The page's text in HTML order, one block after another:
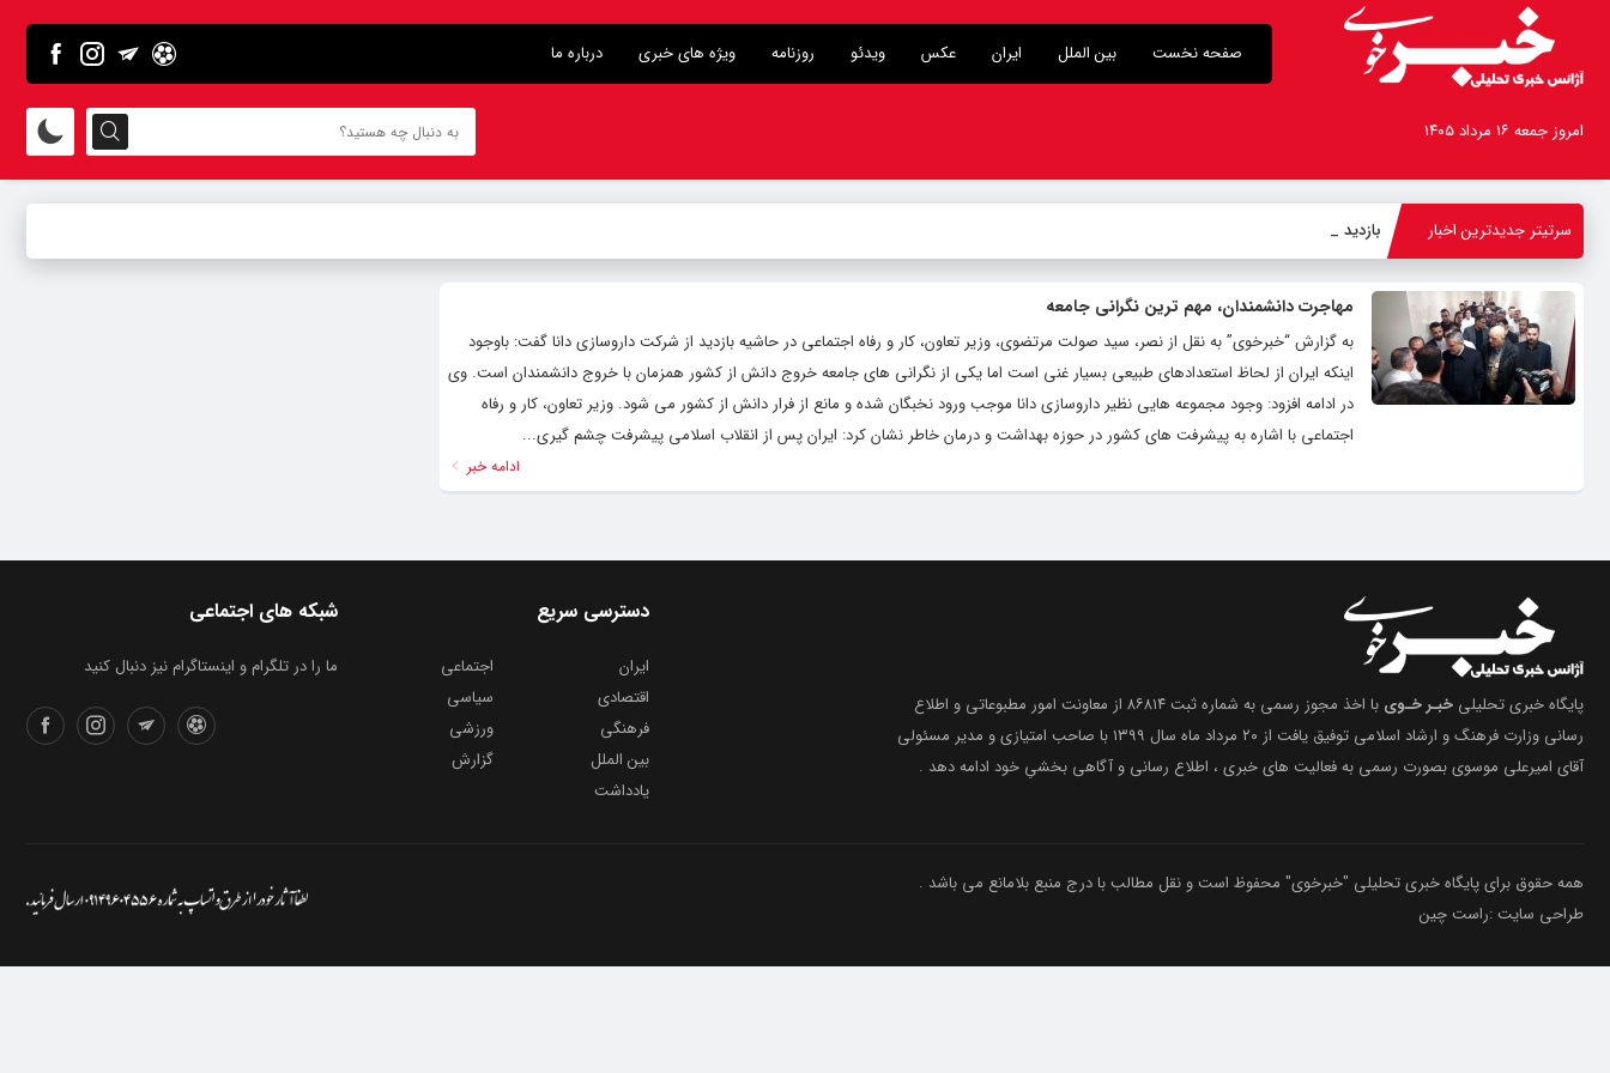
صفحه نخست بین الملل ایران عکس ویدئو روزنامه ویژه های خبری درباره ما
امروز جمعه ۱۶ مرداد ۱۴۰۵
سرتیتر جدیدترین اخبار بازدید استان
مهاجرت دانشمندان، مهم ترین نگرانی جامعه
به گزارش “خبرخوی” به نقل از نصر، سید صولت مرتضوی، وزیر تعاون، کار و رفاه اجتماعی در حاشیه بازدید از شرکت داروسازی دانا گفت: باوجود
اینکه ایران از لحاظ استعدادهای طبیعی بسیار غنی است اما یکی از نگرانی های جامعه خروج دانش از کشور همزمان با خروج دانشمندان است. وی
در ادامه افزود: وجود مجموعه هایی نظیر داروسازی دانا موجب ورود نخبگان شده و مانع از فرار دانش از کشور می شود. وزیر تعاون، کار و رفاه
اجتماعی با اشاره به پیشرفت های کشور در حوزه بهداشت و درمان خاطر نشان کرد: ایران پس از انقلاب اسلامی پیشرفت چشم گیری...
ادامه خبر
پایگاه خبری تحلیلی خبـر خـوی
با اخذ مجوز رسمی به شماره ثبت ۸۶۸۱۴ از معاونت امور مطبوعاتی و اطلاع
رسانی وزارت فرهنگ و ارشاد اسلامی توفیق یافت از ۲۰ مرداد ماه سال ۱۳۹۹ با صاحب امتیازی و مدیر مسئولی
آقای امیرعلی موسوی بصورت رسمی به فعالیت های خبری ، اطلاع رسانی و آگاهی بخشیِ خود ادامه دهد .
شبکه های اجتماعی
ما را در تلگرام و اینستاگرام نیز دنبال کنید
دسترسی سریع
ایران
اجتماعی
اقتصادی
سیاسی
فرهنگی
ورزشی
بین الملل
گزارش
یادداشت
همه حقوق برای پایگاه خبری تحلیلی "خبرخوی" محفوظ است و نقل مطالب با درج منبع بلامانع می باشد .
طراحی سایت :راست چین